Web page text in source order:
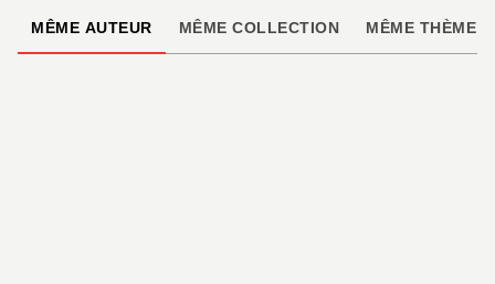
MÊME AUTEUR MÊME COLLECTION MÊME THÈME